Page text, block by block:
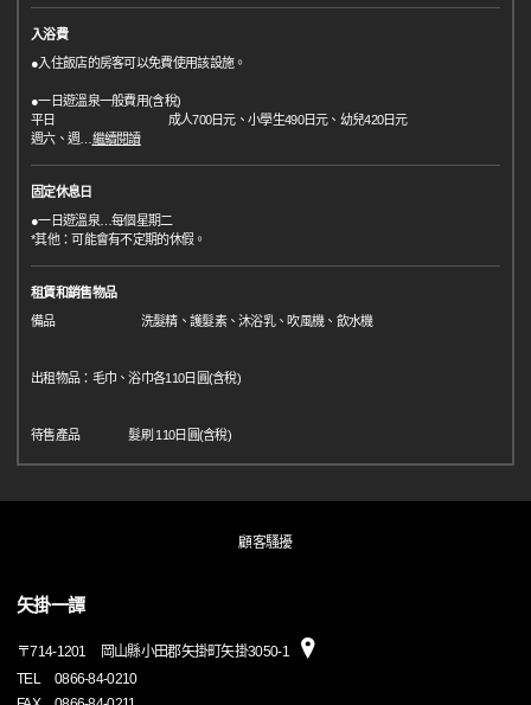
入浴費
●入住飯店的房客可以免費使用該設施。
●一日遊溫泉一般費用(含稅)
平日 成人700日元、小學生490日元、幼兒420日元
週六、週
繼續閱讀
固定休息日
●一日遊溫泉…每個星期二
*其他：可能會有不定期的休假。
租賃和銷售物品
備品 洗髮精、護髮素、沐浴乳、吹風機、飲水機
出租物品：毛巾、浴巾各110日圓(含稅)
待售產品 髮刷 110日圓(含稅)
顧客騷擾
矢掛一譚
〒714-1201
岡山縣小田郡矢掛町矢掛3050-1
TEL
0866-84-0210